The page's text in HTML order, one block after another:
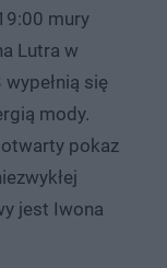
mury
Lutra w
się
mody.
pokaz
jest Iwona